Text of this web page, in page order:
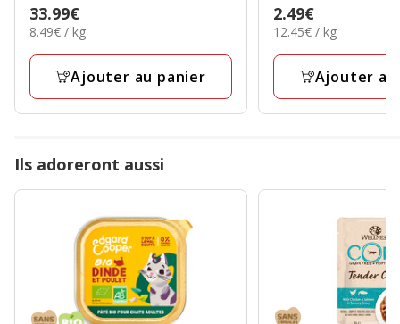
étoiles
avec
30
Prix
33.99€
33.99€
8.49€
Kg
8.49€ / kg
Ajouter au panier
étoiles
avec
35
Prix
2.49€
2.49€
12.45€
Kg
12.45€ / kg
Ajouter
Ils adoreront aussi